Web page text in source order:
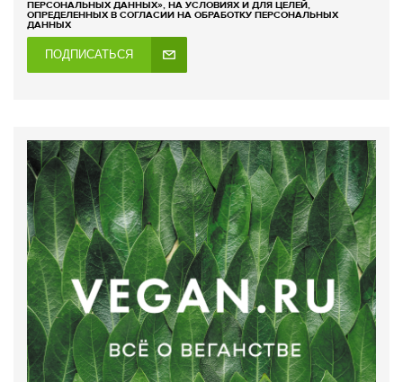
ПЕРСОНАЛЬНЫХ ДАННЫХ», НА УСЛОВИЯХ И ДЛЯ ЦЕЛЕЙ,
ОПРЕДЕЛЕННЫХ В СОГЛАСИИ НА ОБРАБОТКУ ПЕРСОНАЛЬНЫХ
ДАННЫХ
ПОДПИСАТЬСЯ